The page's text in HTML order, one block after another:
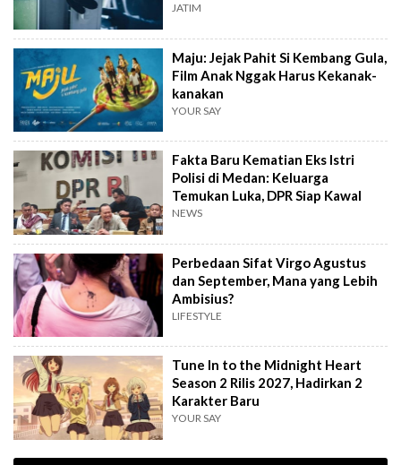
JATIM
Maju: Jejak Pahit Si Kembang Gula,
Film Anak Nggak Harus Kekanak-
kanakan
YOUR SAY
Fakta Baru Kematian Eks Istri
Polisi di Medan: Keluarga
Temukan Luka, DPR Siap Kawal
NEWS
Perbedaan Sifat Virgo Agustus
dan September, Mana yang Lebih
Ambisius?
LIFESTYLE
Tune In to the Midnight Heart
Season 2 Rilis 2027, Hadirkan 2
Karakter Baru
YOUR SAY